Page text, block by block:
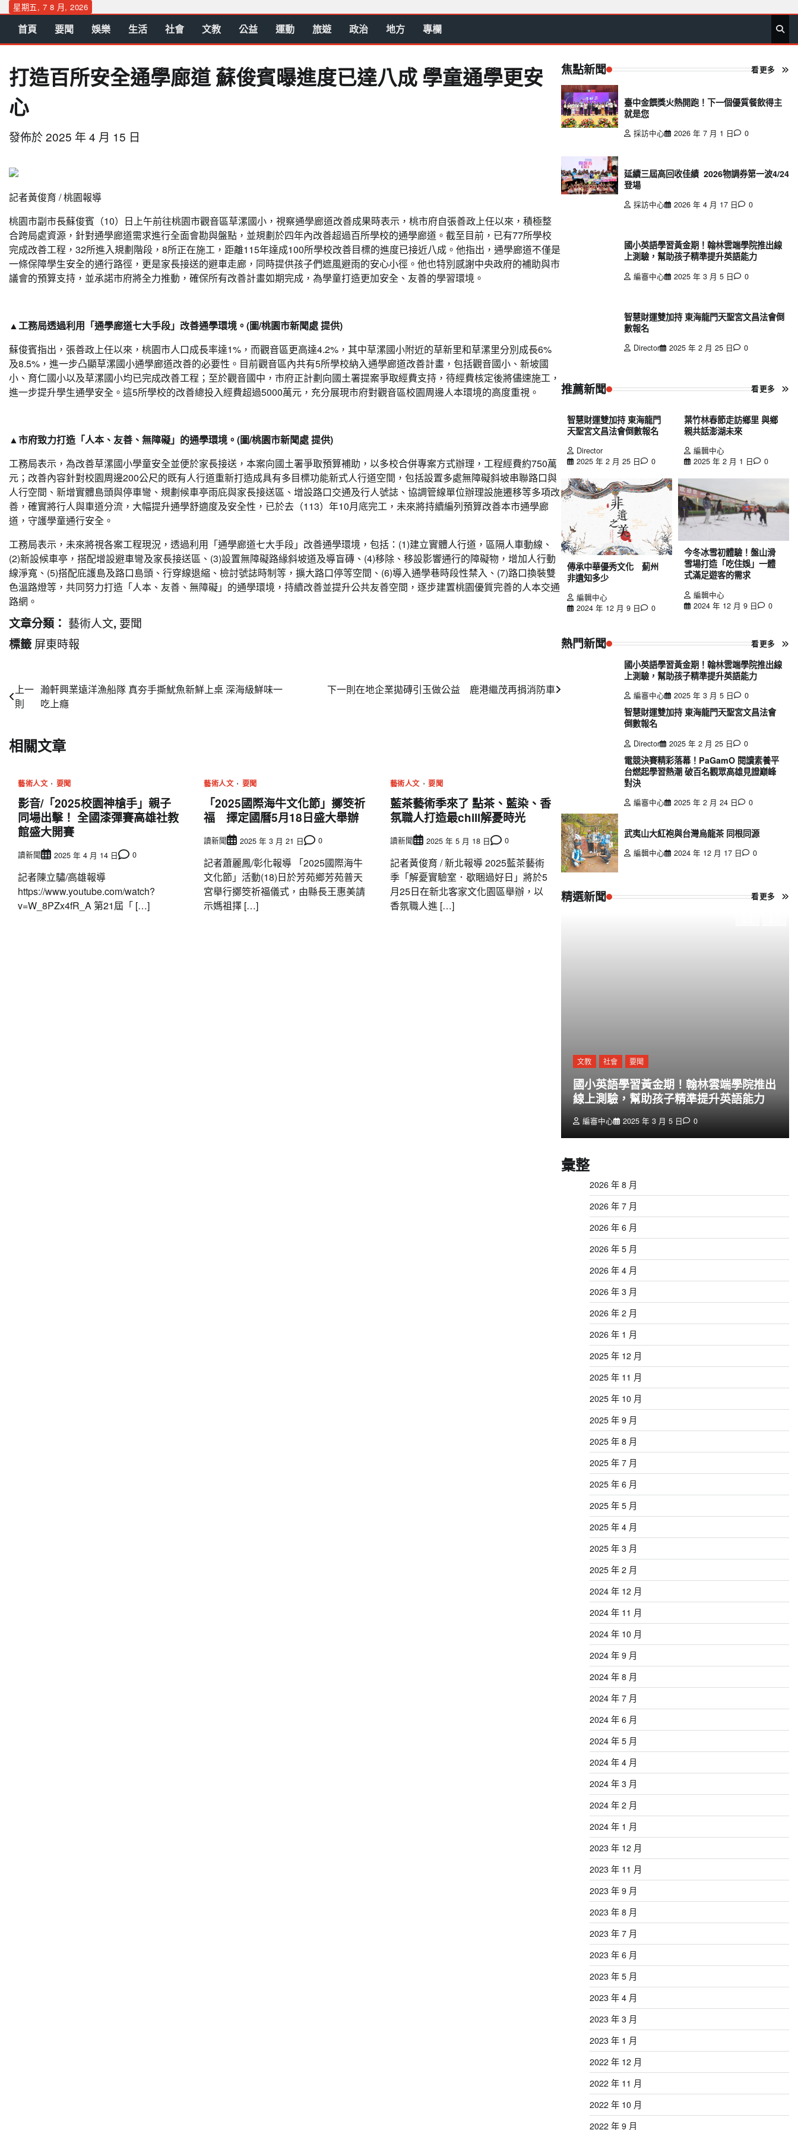
Skip
content
星期五, 7 8 月, 2026
首 要 娛 生 社 文 公 運 旅 政 地
方
專
欄
首頁 要聞 娛樂 生活 社會 文教 公益 運動 旅遊 政治 地方 專欄
打造百所安全通學廊道 蘇俊賓曝進度已達八成 學童通學更安
心
發佈於2025 年 4 月 15 日
記者黃俊育 / 桃園報導
桃園市副市長蘇俊賓（10）日上午前往桃園市觀音區草漯國小，視察通學廊道改善成果時表示，桃市府自張善政上任以來，積極整
合跨局處資源，針對通學廊道需求進行全面會勘與盤點，並規劃於四年內改善超過百所學校的通學廊道。截至目前，已有77所學校
完成改善工程，32所進入規劃階段，8所正在施工，距離115年達成100所學校改善目標的進度已接近八成。他指出，通學廊道不僅是
一條保障學生安全的通行路徑，更是家長接送的避車走廊，同時提供孩子們遮風避雨的安心小徑。他也特別感謝中央政府的補助與市
議會的預算支持，並承諾市府將全力推動，確保所有改善計畫如期完成，為學童打造更加安全、友善的學習環境。
▲工務局透過利用「通學廊道七大手段」改善通學環境。(圖/桃園市新聞處 提供)
蘇俊賓指出，張善政上任以來，桃園市人口成長率達1%，而觀音區更高達4.2%，其中草漯國小附近的草新里和草漯里分別成長6%
及8.5%，進一步凸顯草漯國小通學廊道改善的必要性。目前觀音區內共有5所學校納入通學廊道改善計畫，包括觀音國小、新坡國
小、育仁國小以及草漯國小均已完成改善工程；至於觀音國中，市府正計劃向國土署提案爭取經費支持，待經費核定後將儘速施工，
進一步提升學生通學安全。這5所學校的改善總投入經費超過5000萬元，充分展現市府對觀音區校園周邊人本環境的高度重視。
▲市府致力打造「人本、友善、無障礙」的通學環境。(圖/桃園市新聞處 提供)
工務局表示，為改善草漯國小學童安全並便於家長接送，本案向國土署爭取預算補助，以多校合併專案方式辦理，工程經費約750萬
元；改善內容針對校園周邊200公尺的既有人行道重新打造成具有多目標功能新式人行道空間，包括設置多處無障礙斜坡串聯路口與
人行空間、新增實體島頭與停車彎、規劃候車亭雨庇與家長接送區、增設路口交通及行人號誌、協調管線單位辦理設施遷移等多項改
善，確實將行人與車道分流，大幅提升通學舒適度及安全性，已於去（113）年10月底完工，未來將持續編列預算改善本市通學廊
道，守護學童通行安全。
工務局表示，未來將視各案工程現況，透過利用「通學廊道七大手段」改善通學環境，包括：(1)建立實體人行道，區隔人車動線、
(2)新設候車亭，搭配增設避車彎及家長接送區、(3)設置無障礙路緣斜坡道及導盲磚、(4)移除、移設影響通行的障礙物，增加人行動
線淨寬、(5)搭配庇護島及路口島頭、行穿線退縮、檢討號誌時制等，擴大路口停等空間、(6)導入通學巷時段性禁入、(7)路口換裝雙
色溫路燈等，共同努力打造「人本、友善、無障礙」的通學環境，持續改善並提升公共友善空間，逐步建置桃園優質完善的人本交通
路網。
文章分類： 藝術人文, 要聞
標籤 屏東時報
文
章
導
覽
上一
則
瀚軒興業遠洋漁船隊 真夯手撕魷魚新鮮上桌 深海級鮮味一
吃上癮
下一則在地企業拋磚引玉做公益 鹿港繼茂再捐消防車
相關文章
藝術人文 要聞
影音/「2025校園神槍手」親子
同場出擊！ 全國漆彈賽高雄社教
館盛大開賽
讀新聞 2025 年 4 月 14 日 0
記者陳立驌/高雄報導
https://www.youtube.com/watch?
v=W_8PZx4fR_A 第21屆「 […]
藝術人文 要聞
「2025國際海牛文化節」擲筊祈
福 擇定國曆5月18日盛大舉辦
讀新聞 2025 年 3 月 21 日 0
記者蕭麗鳳/彰化報導 「2025國際海牛
文化節」活動(18)日於芳苑鄉芳苑普天
宮舉行擲筊祈福儀式，由縣長王惠美請
示媽祖擇 […]
藝術人文 要聞
藍茶藝術季來了 點茶、藍染、香
氛職人打造最chill解憂時光
讀新聞 2025 年 5 月 18 日 0
記者黃俊育 / 新北報導 2025藍茶藝術
季「解憂實驗室．歇睏過好日」將於5
月25日在新北客家文化園區舉辦，以
香氛職人進 […]
焦點新聞 看更多
臺中金饌獎火熱開跑！下一個優質餐飲得主
就是您
採訪中心 2026 年 7 月 1 日 0
延續三屆高回收佳績 2026物調券第一波4/24
登場
採訪中心 2026 年 4 月 17 日 0
國小英語學習黃金期！翰林雲端學院推出線
上測驗，幫助孩子精準提升英語能力
編審中心 2025 年 3 月 5 日 0
智慧財運雙加持 東海龍門天聖宮文昌法會倒
數報名
Director 2025 年 2 月 25 日 0
推薦新聞 看更多
智慧財運雙加持 東海龍門
天聖宮文昌法會倒數報名
Director
2025 年 2 月 25 日
0
葉竹林春節走訪鄉里 與鄉
親共話澎湖未來
編輯中心
2025 年 2 月 1 日
0
傳承中華優秀文化 薊州
非遺知多少
編輯中心
2024 年 12 月 9 日
0
今冬冰雪初體驗！盤山滑
雪場打造「吃住娛」一體
式滿足遊客的需求
編輯中心
2024 年 12 月 9 日
0
熱門新聞 看更多
國小英語學習黃金期！翰林雲端學院推出線
上測驗，幫助孩子精準提升英語能力
編審中心 2025 年 3 月 5 日 0
智慧財運雙加持 東海龍門天聖宮文昌法會
倒數報名
Director 2025 年 2 月 25 日 0
電競決賽精彩落幕！PaGamO 閱讀素養平
台燃起學習熱潮 破百名觀眾高雄見證巔峰
對決
編審中心 2025 年 2 月 24 日 0
武夷山大紅袍與台灣烏龍茶 同根同源
編輯中心 2024 年 12 月 17 日 0
精選新聞 看更多
文教 社會 要聞
國小英語學習黃金期！翰林雲端學院推出
線上測驗，幫助孩子精準提升英語能力
編審中心 2025 年 3 月 5 日 0
彙整
2026 年 8 月
2026 年 7 月
2026 年 6 月
2026 年 5 月
2026 年 4 月
2026 年 3 月
2026 年 2 月
2026 年 1 月
2025 年 12 月
2025 年 11 月
2025 年 10 月
2025 年 9 月
2025 年 8 月
2025 年 7 月
2025 年 6 月
2025 年 5 月
2025 年 4 月
2025 年 3 月
2025 年 2 月
2024 年 12 月
2024 年 11 月
2024 年 10 月
2024 年 9 月
2024 年 8 月
2024 年 7 月
2024 年 6 月
2024 年 5 月
2024 年 4 月
2024 年 3 月
2024 年 2 月
2024 年 1 月
2023 年 12 月
2023 年 11 月
2023 年 9 月
2023 年 8 月
2023 年 7 月
2023 年 6 月
2023 年 5 月
2023 年 4 月
2023 年 3 月
2023 年 1 月
2022 年 12 月
2022 年 11 月
2022 年 10 月
2022 年 9 月